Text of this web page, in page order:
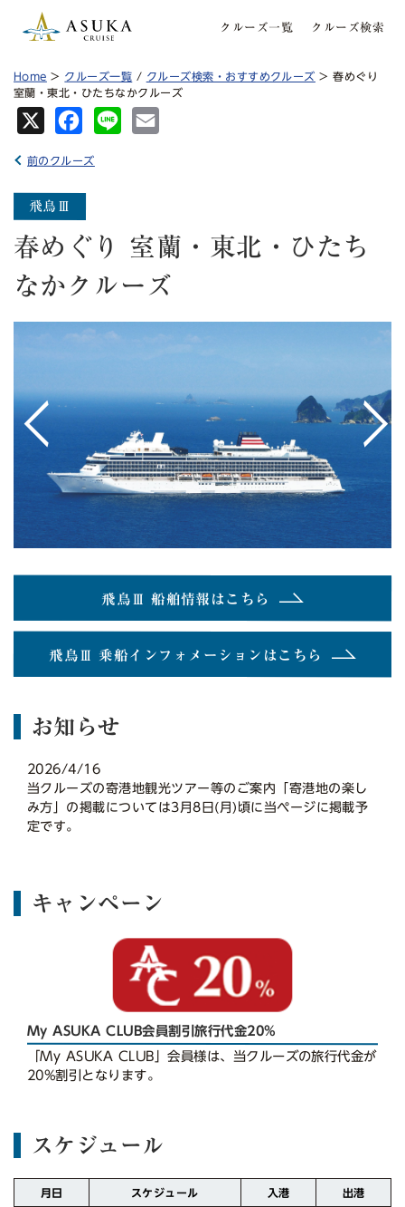
クルーズ一覧 クルーズ検索
Home > クルーズ一覧 / クルーズ検索・おすすめクルーズ > 春めぐり
室蘭・東北・ひたちなかクルーズ
Fa
Lin
前のクルーズ
春めぐり 室蘭・東北・ひたち
なかクルーズ
< >
飛鳥Ⅲ 船舶情報はこちら
飛鳥Ⅲ 乗船インフォメーションはこちら
お知らせ
2026/4/16
当クルーズの寄港地観光ツアー等のご案内「寄港地の楽し
み方」の掲載については3月8日(月)頃に当ページに掲載予
定です。
キャンペーン
My ASUKA CLUB会員割引旅行代金20%
「My ASUKA CLUB」会員様は、当クルーズの旅行代金が
20%割引となります。
スケジュール
月日 スケジュール 入港 出港